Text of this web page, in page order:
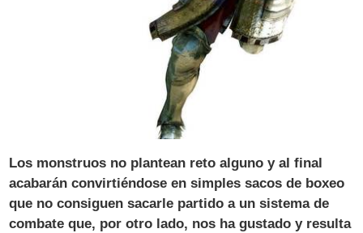
Los monstruos no plantean reto alguno y al final
acabarán convirtiéndose en simples sacos de boxeo
que no consiguen sacarle partido a un sistema de
combate que, por otro lado, nos ha gustado y resulta